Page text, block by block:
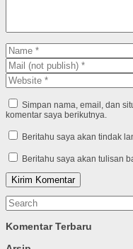
Simpan nama, email, dan
komentar saya berikutnya.
Beritahu saya akan tindak
Beritahu saya akan tulisan
Komentar Terbaru